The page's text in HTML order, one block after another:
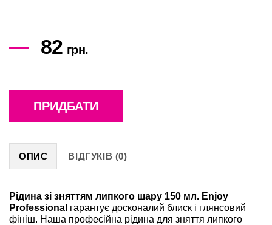
82 грн.
ПРИДБАТИ
ОПИС ВІДГУКІВ (0)
Рідина зі зняттям липкого шару 150 мл. Enjoy
Professional гарантує досконалий блиск і глянсовий
фініш. Наша професійна рідина для зняття липкого